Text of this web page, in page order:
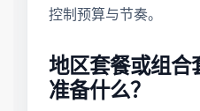
控制预算与节奏。
地区套餐或组合
准备什么？